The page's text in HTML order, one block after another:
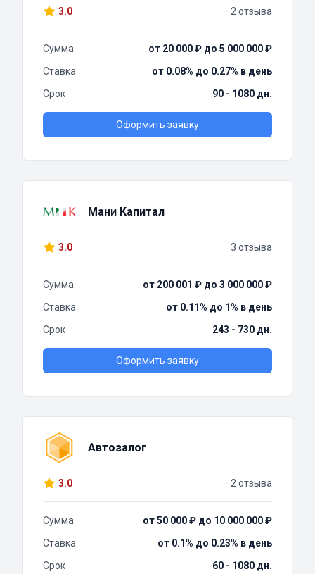
3.0 2 отзыва
Сумма
от 20 000 ₽ до 5 000 000 ₽
Ставка
от 0.08% до 0.27% в день
Срок
90 - 1080 дн.
Оформить заявку
Мани Капитал
3.0 3 отзыва
Сумма
от 200 001 ₽ до 3 000 000 ₽
Ставка
от 0.11% до 1% в день
Срок
243 - 730 дн.
Оформить заявку
Автозалог
3.0 2 отзыва
Сумма
от 50 000 ₽ до 10 000 000 ₽
Ставка
от 0.1% до 0.23% в день
Срок
60 - 1080 дн.